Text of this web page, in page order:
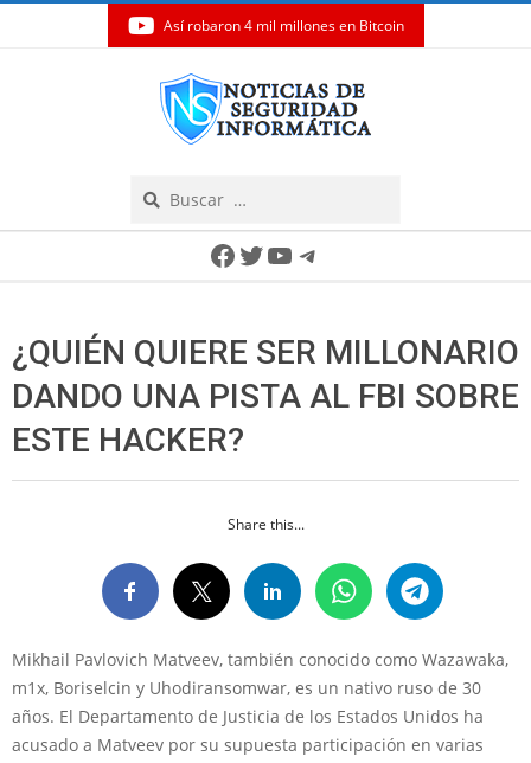
Así robaron 4 mil millones en Bitcoin
Facebook
Twitter
YouTube
Telegram
¿QUIÉN QUIERE SER MILLONARIO
DANDO UNA PISTA AL FBI SOBRE
ESTE HACKER?
Share this...
Mikhail Pavlovich Matveev, también conocido como Wazawaka,
m1x, Boriselcin y Uhodiransomwar, es un nativo ruso de 30
años. El Departamento de Justicia de los Estados Unidos ha
acusado a Matveev por su supuesta participación en varias